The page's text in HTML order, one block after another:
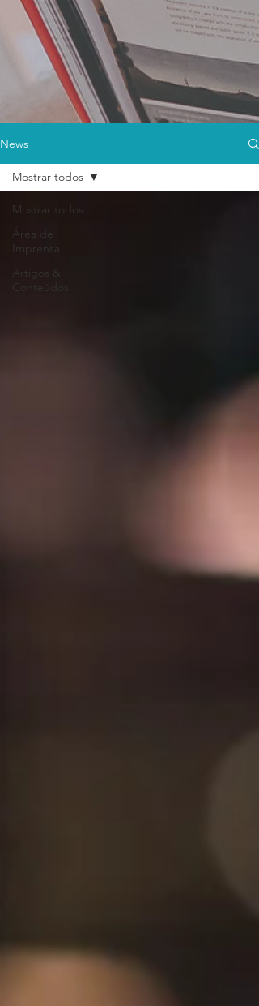
News
Mostrar todos
Área de
Imprensa
Artigos &
Conteúdos
Mostrar todos